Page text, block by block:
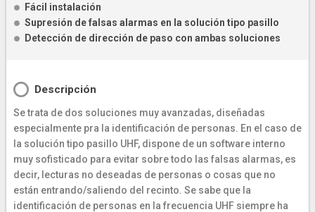
Fácil instalación
Supresión de falsas alarmas en la solución tipo pasillo
Detección de dirección de paso con ambas soluciones
Descripción
Se trata de dos soluciones muy avanzadas, diseñadas
especialmente pra la identificación de personas. En el caso de
la solución tipo pasillo UHF, dispone de un software interno
muy sofisticado para evitar sobre todo las falsas alarmas, es
decir, lecturas no deseadas de personas o cosas que no
están entrando/saliendo del recinto. Se sabe que la
identificación de personas en la frecuencia UHF siempre ha